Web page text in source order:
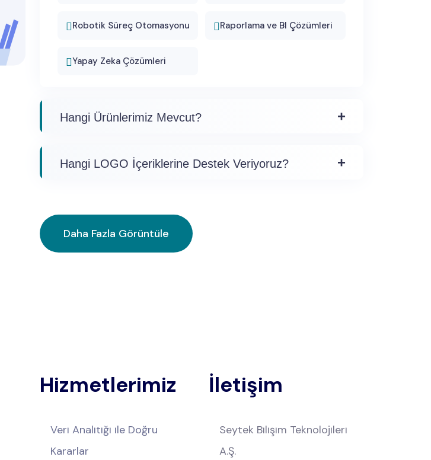
Robotik Süreç Otomasyonu Raporlama ve BI Çözümleri
Yapay Zeka Çözümleri
Hangi Ürünlerimiz Mevcut?
Hangi LOGO İçeriklerine Destek Veriyoruz?
Daha Fazla Görüntüle
Hizmetlerimiz
Veri Analitiği ile Doğru
Kararlar
İletişim
Seytek Bilişim Teknolojileri
A.Ş.